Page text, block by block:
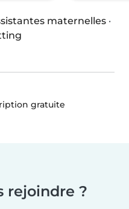
maternelles ·
gratuite
rejoindre ?